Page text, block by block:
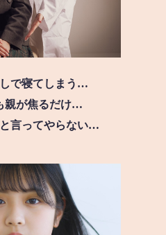
しで寝てしまう…
親が焦るだけ…
と言ってやらない…